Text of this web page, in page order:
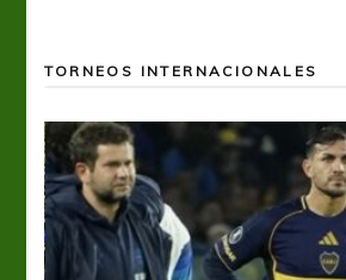
TORNEOS INTERNACIONALES